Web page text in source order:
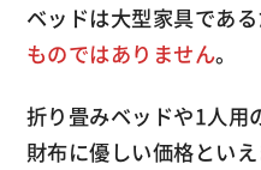
ベッドは大型家具である
ものではありません。
折り畳みベッドや1人用
財布に優しい価格とい